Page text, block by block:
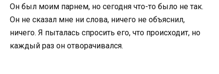
Он был моим парнем, но сегодня что-то было не так.
Он не сказал мне ни слова, ничего не объяснил,
ничего. Я пыталась спросить его, что происходит, но
каждый раз он отворачивался.